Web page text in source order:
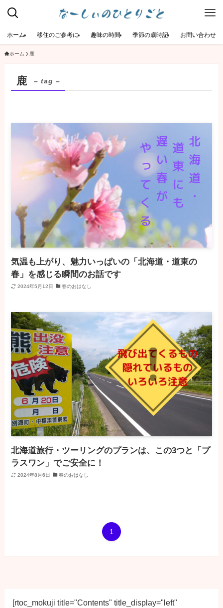
ホーム 移住のご参考に 趣味の時間 季節の歳時記 お問い合わせ
ホーム 鹿
鹿 – tag –
気温も上がり、魅力いっぱいの「北海道・道東の
春」を感じる瞬間のお話です
2024年5月12日 春のおはなし
北海道旅行・ツーリングのプランは、この3つと「プ
ラスワン」でご安全に！
2024年8月6日 春のおはなし
1
[rtoc_mokuji title="Contents" title_display="left"